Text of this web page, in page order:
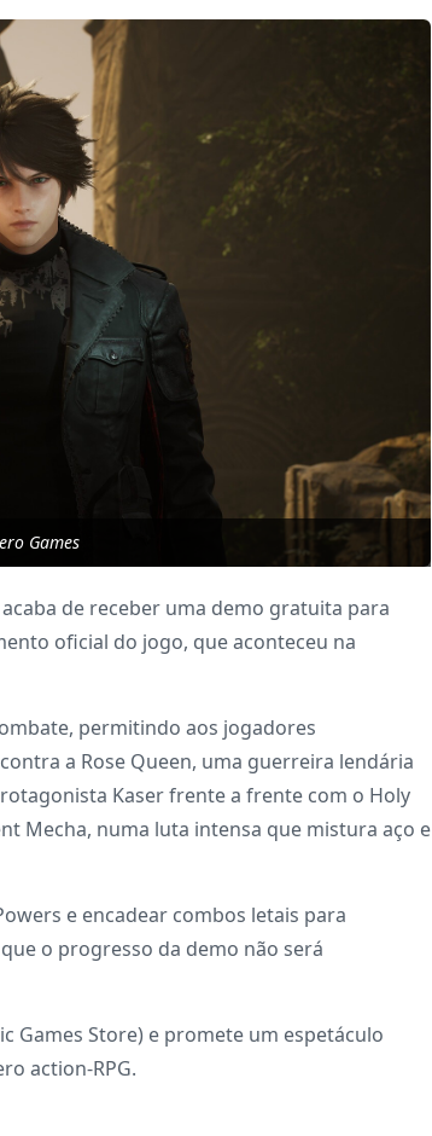
Games
de receber uma demo gratuita para
oficial do jogo, que aconteceu na
permitindo aos jogadores
a Rose Queen, uma guerreira lendária
Kaser frente a frente com o Holy
Mecha, numa luta intensa que mistura aço e
e encadear combos letais para
o progresso da demo não será
Games Store) e promete um espetáculo
action-RPG.